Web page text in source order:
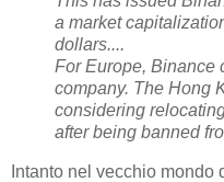
a market
dollars....
For Europe, Binance
company. The Hong
considering
after being banned
Intanto nel vecchio